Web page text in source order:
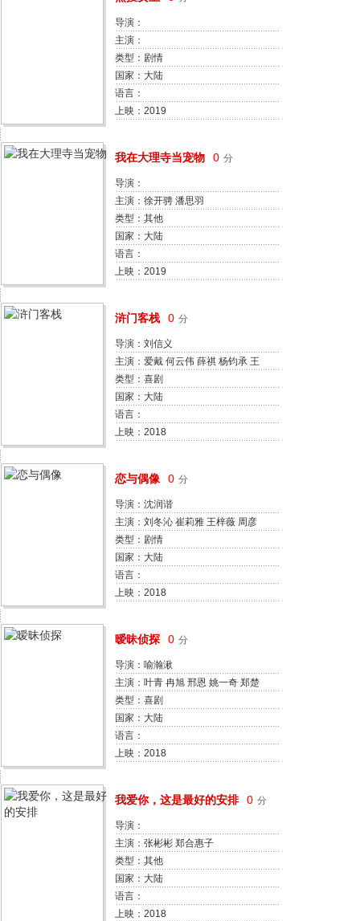
导演：
主演：
类型：剧情
国家：大陆
语言：
上映：2019
我在大理寺当宠物 0 分
导演：
主演：徐开骋 潘思羽
类型：其他
国家：大陆
语言：
上映：2019
浒门客栈 0 分
导演：刘信义
主演：爱戴 何云伟 薛祺 杨钧承 王
禛
类型：喜剧
国家：大陆
语言：
上映：2018
恋与偶像 0 分
导演：沈润谐
主演：刘冬沁 崔莉雅 王梓薇 周彦
辰 李昀锐 艾菲 王曼玉 王芯芯 陈姝
郭家诺 胡浩帆
类型：剧情
国家：大陆
语言：
上映：2018
暧昧侦探 0 分
导演：喻瀚湫
主演：叶青 冉旭 邢恩 姚一奇 郑楚
一 芮丹尼 刘美人 李砚 任学海
类型：喜剧
国家：大陆
语言：
上映：2018
我爱你，这是最好的安排 0 分
导演：
主演：张彬彬 郑合惠子
类型：其他
国家：大陆
语言：
上映：2018